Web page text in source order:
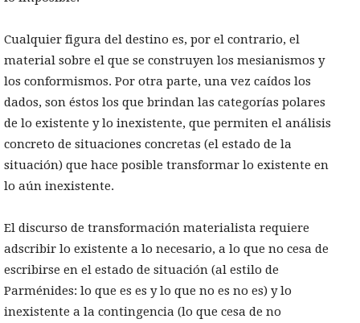
Cualquier figura del destino es, por el contrario, el
material sobre el que se construyen los mesianismos y
los conformismos. Por otra parte, una vez caídos los
dados, son éstos los que brindan las categorías polares
de lo existente y lo inexistente, que permiten el análisis
concreto de situaciones concretas (el estado de la
situación) que hace posible transformar lo existente en
lo aún inexistente.
El discurso de transformación materialista requiere
adscribir lo existente a lo necesario, a lo que no cesa de
escribirse en el estado de situación (al estilo de
Parménides: lo que es es y lo que no es no es) y lo
inexistente a la contingencia (lo que cesa de no